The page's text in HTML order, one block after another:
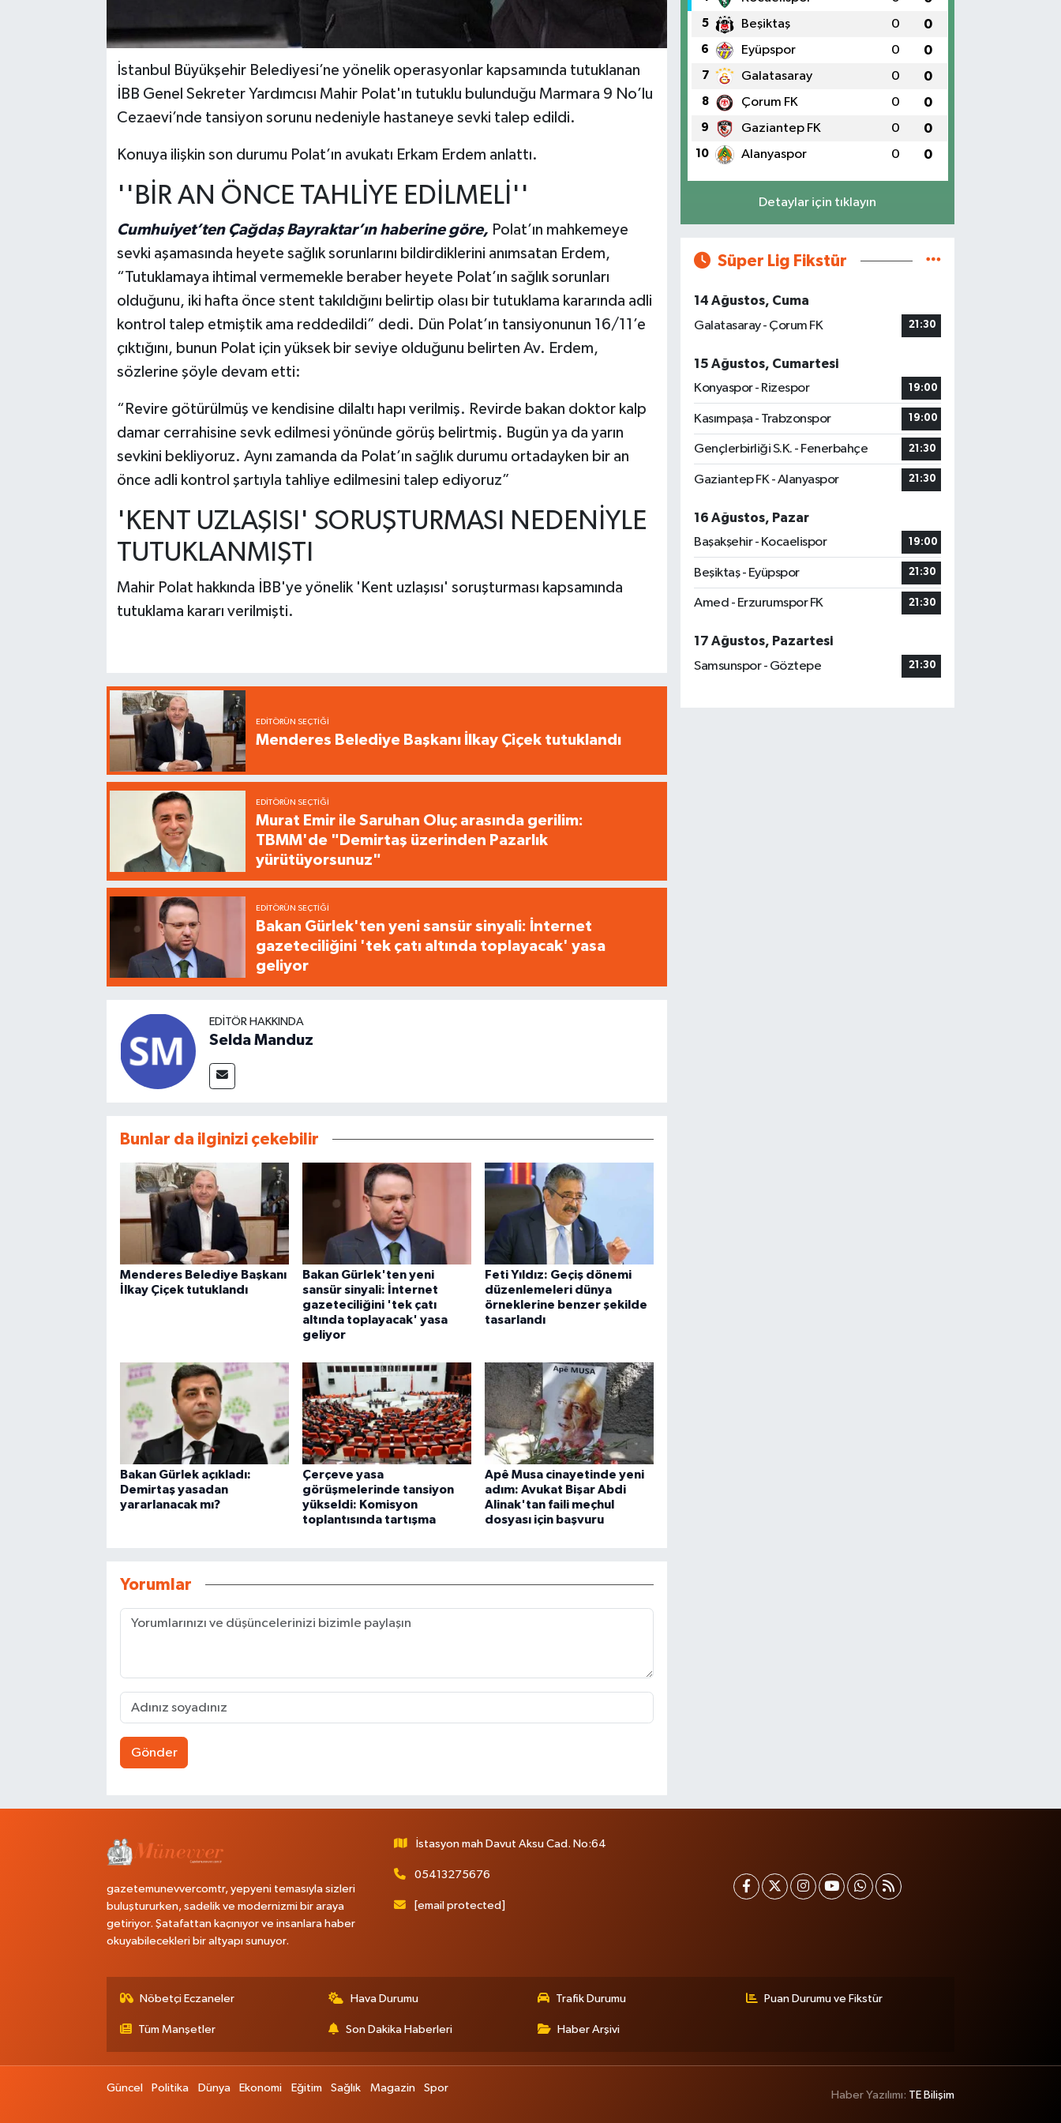
İstanbul Büyükşehir Belediyesi’ne yönelik operasyonlar kapsamında tutuklanan
İBB Genel Sekreter Yardımcısı Mahir Polat'ın tutuklu bulunduğu Marmara 9 No’lu
Cezaevi’nde tansiyon sorunu nedeniyle hastaneye sevki talep edildi.
Konuya ilişkin son durumu Polat’ın avukatı Erkam Erdem anlattı.
''BİR AN ÖNCE TAHLİYE EDİLMELİ''
Cumhuiyet’ten Çağdaş Bayraktar’ın haberine göre, Polat’ın mahkemeye
sevki aşamasında heyete sağlık sorunlarını bildirdiklerini anımsatan Erdem,
“Tutuklamaya ihtimal vermemekle beraber heyete Polat’ın sağlık sorunları
olduğunu, iki hafta önce stent takıldığını belirtip olası bir tutuklama kararında adli
kontrol talep etmiştik ama reddedildi” dedi. Dün Polat’ın tansiyonunun 16/11’e
çıktığını, bunun Polat için yüksek bir seviye olduğunu belirten Av. Erdem,
sözlerine şöyle devam etti:
“Revire götürülmüş ve kendisine dilaltı hapı verilmiş. Revirde bakan doktor kalp
damar cerrahisine sevk edilmesi yönünde görüş belirtmiş. Bugün ya da yarın
sevkini bekliyoruz. Aynı zamanda da Polat’ın sağlık durumu ortadayken bir an
önce adli kontrol şartıyla tahliye edilmesini talep ediyoruz”
'KENT UZLAŞISI' SORUŞTURMASI NEDENİYLE
TUTUKLANMIŞTI
Mahir Polat hakkında İBB'ye yönelik 'Kent uzlaşısı' soruşturması kapsamında
tutuklama kararı verilmişti.
EDITÖRÜN SEÇTIĞI
Menderes Belediye Başkanı İlkay Çiçek tutuklandı
EDITÖRÜN SEÇTIĞI
Murat Emir ile Saruhan Oluç arasında gerilim:
TBMM'de "Demirtaş üzerinden Pazarlık
yürütüyorsunuz"
EDITÖRÜN SEÇTIĞI
Bakan Gürlek'ten yeni sansür sinyali: İnternet
gazeteciliğini 'tek çatı altında toplayacak' yasa
geliyor
EDITÖR HAKKINDA
Selda Manduz
Bunlar da ilginizi çekebilir
Menderes Belediye Başkanı
İlkay Çiçek tutuklandı
Bakan Gürlek'ten yeni
sansür sinyali: İnternet
gazeteciliğini 'tek çatı
altında toplayacak' yasa
geliyor
Feti Yıldız: Geçiş dönemi
düzenlemeleri dünya
örneklerine benzer şekilde
tasarlandı
Bakan Gürlek açıkladı:
Demirtaş yasadan
yararlanacak mı?
Çerçeve yasa
görüşmelerinde tansiyon
yükseldi: Komisyon
toplantısında tartışma
Apê Musa cinayetinde yeni
adım: Avukat Bişar Abdi
Alinak'tan faili meçhul
dosyası için başvuru
Yorumlar
Gönder
5 Beşiktaş 0 0
6 Eyüpspor 0 0
7 Galatasaray 0 0
8 Çorum FK 0 0
9 Gaziantep FK 0 0
10 Alanyaspor 0 0
Detaylar için tıklayın
Süper Lig Fikstür
14 Ağustos, Cuma
Galatasaray - Çorum FK
21:30
15 Ağustos, Cumartesi
Konyaspor - Rizespor
19:00
Kasımpaşa - Trabzonspor 19:00
Gençlerbirliği S.K. - Fenerbahçe 21:30
Gaziantep FK - Alanyaspor 21:30
16 Ağustos, Pazar
Başakşehir - Kocaelispor
19:00
Beşiktaş - Eyüpspor 21:30
Amed - Erzurumspor FK 21:30
17 Ağustos, Pazartesi
Samsunspor - Göztepe
21:30
gazetemunevvercomtr, yepyeni temasıyla sizleri
buluştururken, sadelik ve modernizmi bir araya
getiriyor. Şatafattan kaçınıyor ve insanlara haber
okuyabilecekleri bir altyapı sunuyor.
İstasyon mah Davut Aksu Cad. No:64
05413275676
[email protected]
Nöbetçi Eczaneler Hava Durumu Trafik Durumu Puan Durumu ve Fikstür
Tüm Manşetler Son Dakika Haberleri Haber Arşivi
Güncel Politika Dünya Ekonomi Eğitim Sağlık Magazin Spor
Haber Yazılımı: TE Bilişim